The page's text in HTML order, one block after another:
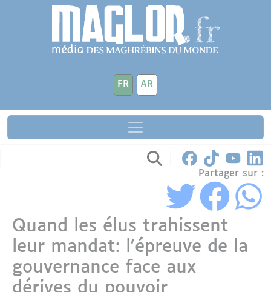
Aller au contenu principal
FR AR
Partager sur :
Quand les élus trahissent
leur mandat: l’épreuve de la
gouvernance face aux
dérives du pouvoir
Panneau de gestion des cookies